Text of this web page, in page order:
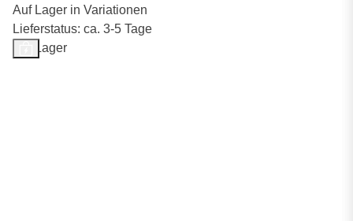
Auf Lager in Variationen
Lieferstatus: ca. 3-5 Tage
Auf Lager